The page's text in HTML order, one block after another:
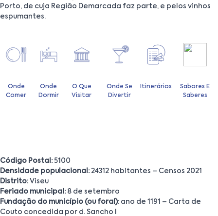
Porto, de cuja Região Demarcada faz parte, e pelos vinhos
espumantes.
Onde
Comer
Onde
Dormir
O Que
Visitar
Onde Se
Divertir
Itinerários
Sabores E
Saberes
Código Postal: 5100
Densidade populacional: 24312 habitantes – Censos 2021
Distrito: Viseu
Feriado municipal: 8 de setembro
Fundação do município (ou foral): ano de 1191 – Carta de
Couto concedida por d. Sancho I